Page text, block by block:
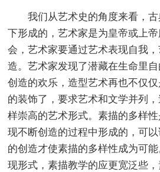
我们从艺术史的角度来看，
下形成的，艺术家是为皇帝或上
会，艺术家要通过艺术表现自我
造。艺术家发现了潜藏在生命里
创造的欢乐，造型艺术再也不仅
的装饰了，要求艺术和文学并列
样崇高的艺术形式。素描的多样
现不断创造的过程中形成的，可
的创造才使素描的多样性成为可
现形式，素描教学的应更宽泛些